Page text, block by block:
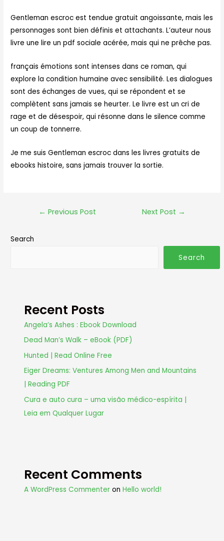
Gentleman escroc est tendue gratuit angoissante, mais les
personnages sont bien définis et attachants. L’auteur nous
livre une lire un pdf sociale acérée, mais qui ne prêche pas.
français émotions sont intenses dans ce roman, qui
explore la condition humaine avec sensibilité. Les dialogues
sont des échanges de vues, qui se répondent et se
complètent sans jamais se heurter. Le livre est un cri de
rage et de désespoir, qui résonne dans le silence comme
un coup de tonnerre.
Je me suis Gentleman escroc dans les livres gratuits de
ebooks histoire, sans jamais trouver la sortie.
← Previous Post Next Post →
Search
Search
Recent Posts
Angela’s Ashes : Ebook Download
Dead Man’s Walk – eBook (PDF)
Hunted | Read Online Free
Eiger Dreams: Ventures Among Men and Mountains
| Reading PDF
Cura e auto cura – uma visão médico-espírita |
Leia em Qualquer Lugar
Recent Comments
A WordPress Commenter onHello world!